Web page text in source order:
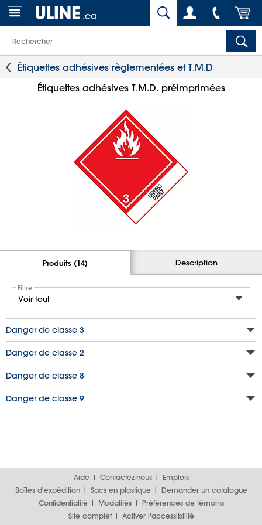
.ca
Étiquettes adhésives règlementées et T.M.D
Étiquettes adhésives T.M.D. préimprimées
Produits (14) Description
Filtre
Danger de classe 3
Danger de classe 2
Danger de classe 8
Danger de classe 9
Aide Contactez-nous
Emplois
Boîtes d'expédition
Sacs en plastique
Demander un catalogue
Confidentialité
Modalités
Préférences de témoins
Site complet
Activer l'accessibilité